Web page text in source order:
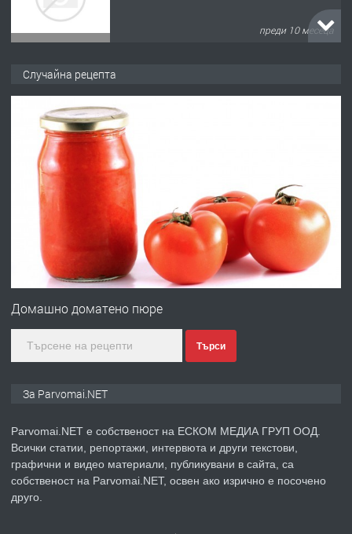
преди 10 месеца
ПРЕДЛАГА Работа за общи работници
преди 1 година
ПРЕДЛАГА
Първи поход "По стъпките на Ангел
преди 1 година
ПРЕДЛАГА Уроци по Математика
Случайна рецепта
Домашно доматено пюре
Търси
За Parvomai.NET
Parvomai.NET е собственост на ЕСКОМ МЕДИА ГРУП ООД.
Всички статии, репортажи, интервюта и други текстови,
графични и видео материали, публикувани в сайта, са
собственост на Parvomai.NET, освен ако изрично е посочено
друго.